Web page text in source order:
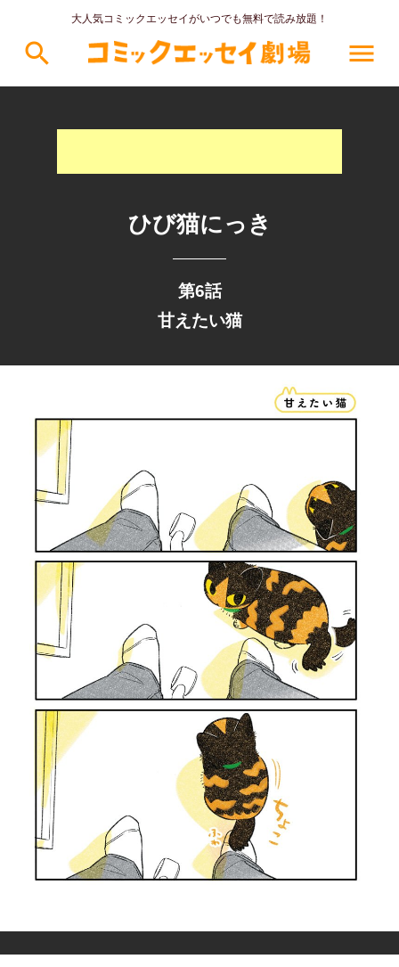
大人気コミックエッセイがいつでも無料で読み放題！
search menu
ひび猫にっき
第6話
甘えたい猫